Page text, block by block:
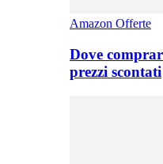
Amazon Offerte
Dove
prezzi scontati